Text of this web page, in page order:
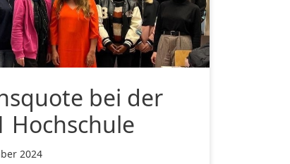
bei der
Hochschule
2024